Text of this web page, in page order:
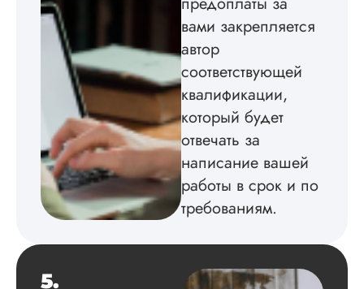
по всем вопросам.
Инна
Вид работы:
Магистерскую
диссертацию по
философии
вами закрепляется
автор
соответствующей
квалификации,
который будет
отвечать за
написание вашей
работы в срок и по
требованиям.
5.